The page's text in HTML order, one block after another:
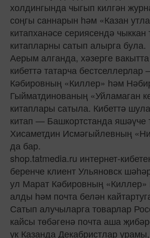
холдингында чыгып килгән
соңгы саннарын һәм «Казан
китапханәсе сериясендә чыккан
китапларны сатып алырга була.
Аерым алганда, хәзерге
кибеттә татарча
Кәбировның «Киллер» һәм
Гыйматдинованың «Уйламаган
китаплары сатыла. Кибеттә
китап — Башкортстанда яшәүче
Хисаметдин Исмәгыйлевның
да бар.
shop.tatmedia.ru интернет-
беренче клиент Ульяновск
ул Марат Кәбировның «Киллер»
алды һәм почта белән
Сатып алучыларга товарлар
кайсы төбәгенә почта аша
ук Казанда Декабристлар